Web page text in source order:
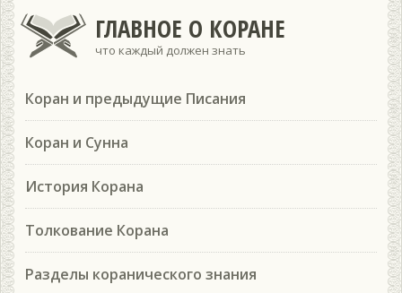
ГЛАВНОЕ О КОРАНЕ
что каждый должен знать
Коран и предыдущие Писания
Коран и Сунна
История Корана
Толкование Корана
Разделы коранического знания